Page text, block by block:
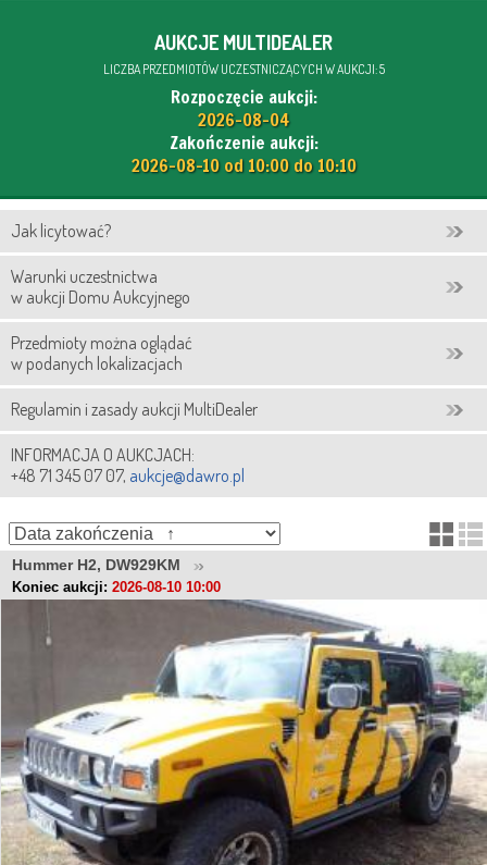
AUKCJE MULTIDEALER
LICZBA PRZEDMIOTÓW UCZESTNICZĄCYCH W AUKCJI: 5
Rozpoczęcie aukcji:
2026-08-04
Zakończenie aukcji:
2026-08-10 od 10:00 do 10:10
Jak licytować?
Warunki uczestnictwa
w aukcji Domu Aukcyjnego
Przedmioty można oglądać
w podanych lokalizacjach
Regulamin i zasady aukcji MultiDealer
INFORMACJA O AUKCJACH:
+48 71 345 07 07, aukcje@dawro.pl
Hummer H2, DW929KM
Koniec aukcji: 2026-08-10 10:00